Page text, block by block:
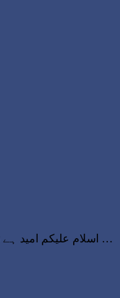
(Kabootar Bazi) اسلام علیکم امید ہے تمام دوست خیر و عافیت سے ہوں گے۔ اللہ پاک آپ سمیت ہم کو بھی اپنی حفاظت میں رکھے اور صحت و تندرستی عطا …